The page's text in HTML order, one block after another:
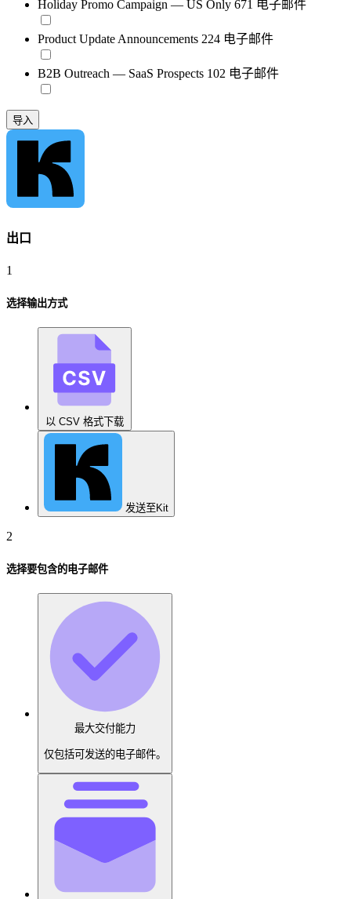
Holiday Promo Campaign — US Only 671 电子邮件
Product Update Announcements 224 电子邮件
B2B Outreach — SaaS Prospects 102 电子邮件
导入
出口
1
选择输出方式
以 CSV 格式下载
发送至Kit
2
选择要包含的电子邮件
最大交付能力
仅包括可发送的电子邮件。